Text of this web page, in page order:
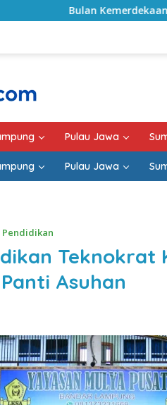
Bupati Lampung
Pulau Jawa
Pulau Jawa
Pendidikan
Teknokrat
Asuhan